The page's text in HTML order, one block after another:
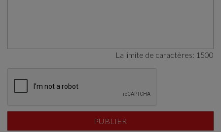
La limite de caractères: 1500